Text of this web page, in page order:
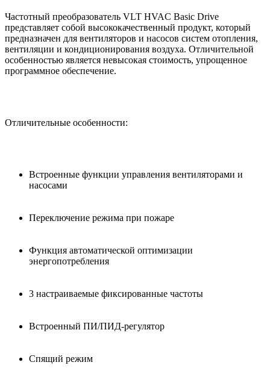
Частотный преобразователь VLT HVAC Basic Drive
представляет собой высококачественный продукт, который
предназначен для вентиляторов и насосов систем отопления,
вентиляции и кондиционирования воздуха. Отличительной
особенностью является невысокая стоимость, упрощенное
программное обеспечение.
Отличительные особенности:
Встроенные функции управления вентиляторами и
насосами
Переключение режима при пожаре
Функция автоматической оптимизации
энергопотребления
3 настраиваемые фиксированные частоты
Встроенный ПИ/ПИД-регулятор
Спящий режим